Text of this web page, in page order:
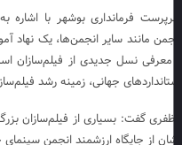
فرمانداری بوشهر با اشاره
مانند سایر انجمن‌ها، یک نهاد
نسل جدیدی از فیلم‌سازان
جهانی، زمینه رشد
گفت: بسیاری از فیلم‌سازان بزرگ
از جایگاه ارزشمند انجمن سینمای